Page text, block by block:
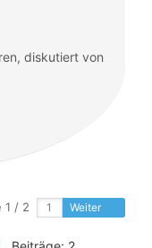
diskutiert von
1 / 2 Weiter